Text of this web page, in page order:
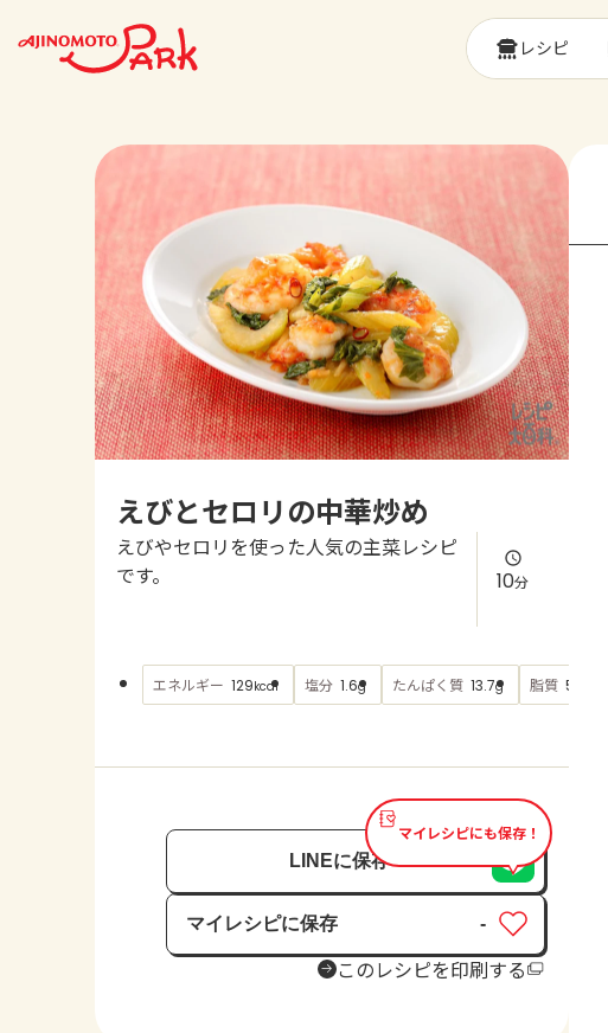
レシピ
えびとセロリの中華炒め
えびやセロリを使った人気の主菜レシピ
です。
10分
エネルギー 129kcal 塩分 1.6g たんぱく質 13.7g 脂質 5
マイレシピにも保存！
LINEに保存
マイレシピに保存
保存済み
-
このレシピを印刷する